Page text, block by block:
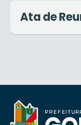
Ata de